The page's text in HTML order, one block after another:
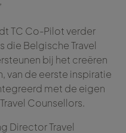
TC Co-Pilot verder
Belgische Travel
bij het creëren
van de eerste inspiratie
met de eigen
Counsellors.
Director Travel